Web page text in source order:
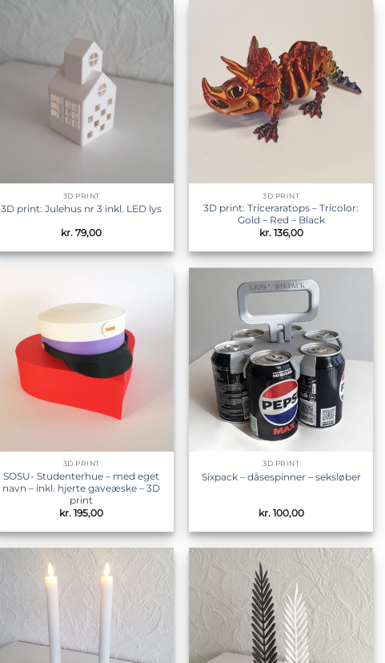
3D PRINT
3D print: Julehus nr 3 inkl. LED lys
kr. 79,00
ønskeliste
3D PRINT
3D print: Triceraratops – Tricolor:
Gold – Red – Black
kr.136,00
ønskeliste
3D PRINT
SOSU- Studenterhue – med eget
navn – inkl. hjerte gaveæske – 3D
print
kr. 195,00
3D PRINT
Sixpack – dåsespinner – seksløber
kr.100,00
Tilføj til
ønskeliste
Tilføj til
ønskeliste